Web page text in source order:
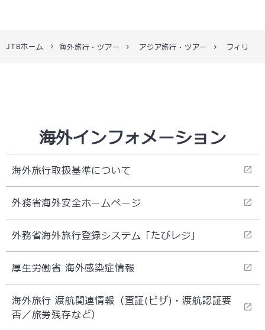
JTBホーム 海外旅行・ツアー アジア旅行・ツアー フィリピ
海外インフォメーション
海外旅行取扱基準について
外務省海外安全ホームページ
外務省海外旅行登録システム「たびレジ」
厚生労働省 海外感染症情報
海外旅行 渡航関連情報（査証(ビザ)・渡航認証要
否／旅券残存など）